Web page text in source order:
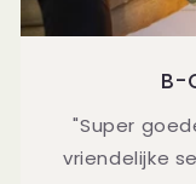
B-
"Super
vriendelijke